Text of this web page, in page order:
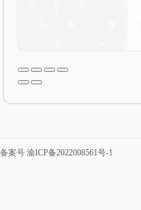
备案号 渝ICP备2022008561号-1